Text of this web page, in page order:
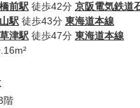
前駅 徒歩42分 京阪電気鉄道
駅 徒歩43分 東海道本線
津駅 徒歩47分 東海道本線
階